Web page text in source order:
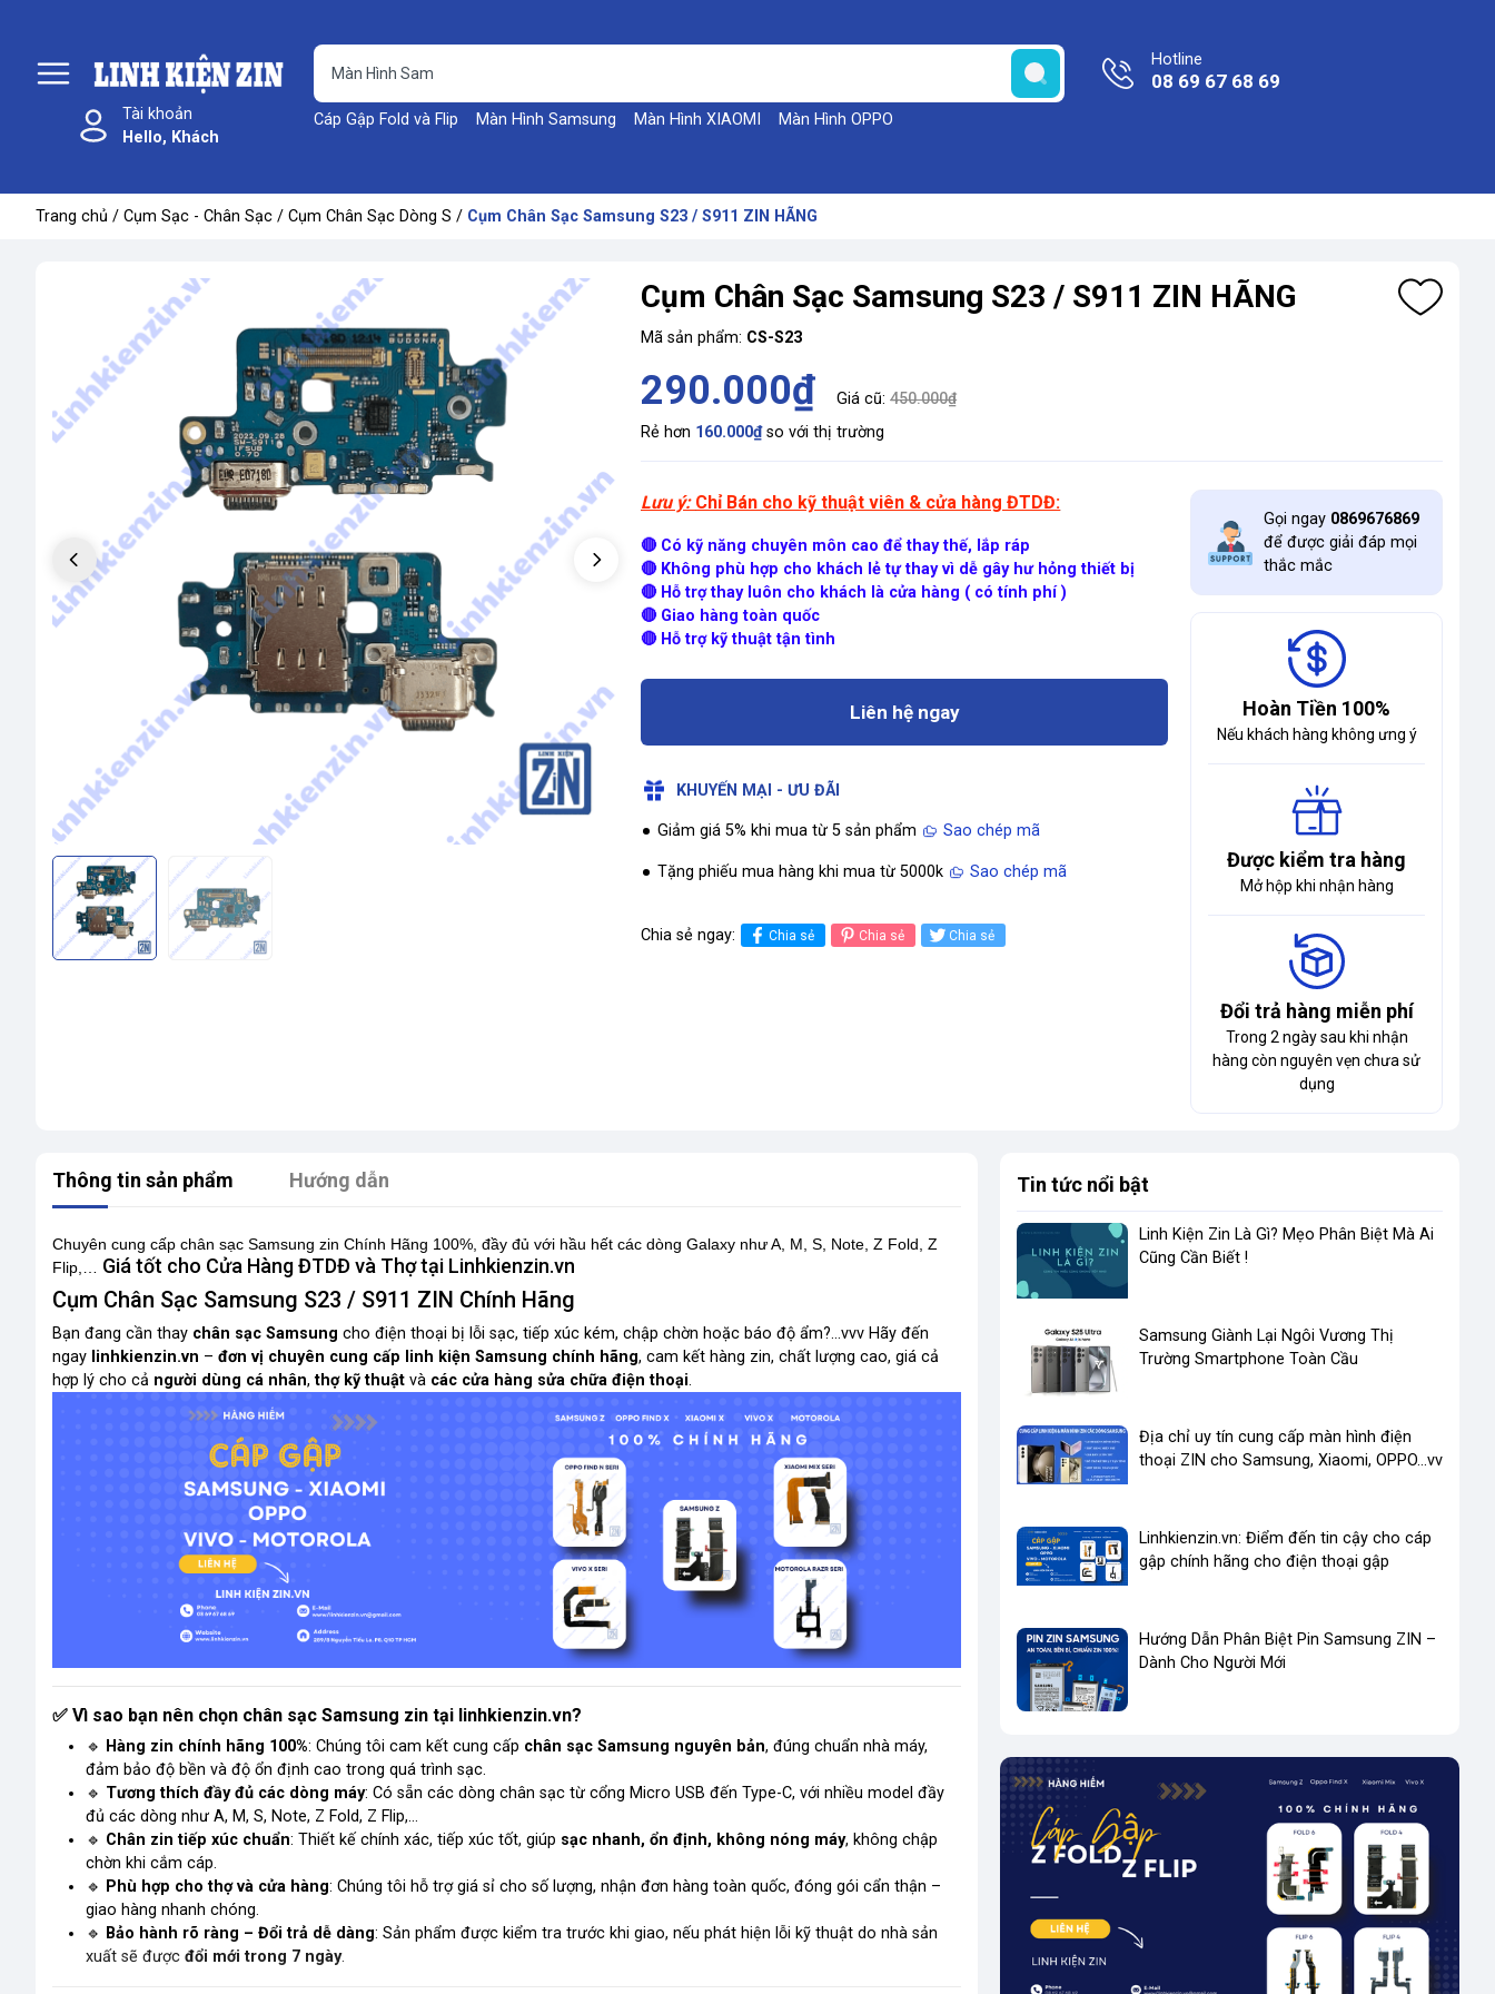
Cáp Gập Fold và Flip Màn Hình Samsung Màn Hình XIAOMI Màn Hình OPPO
Hotline
08 69 67 68 69
Tài khoản
Hello, Khách
Trang chủ / Cụm Sạc - Chân Sạc / Cụm Chân Sạc Dòng S / Cụm Chân Sạc Samsung S23 / S911 ZIN HÃNG
Cụm Chân Sạc Samsung S23 / S911 ZIN HÃNG
Mã sản phẩm: CS-S23
290.000₫ Giá cũ:450.000₫
Rẻ hơn 160.000₫so với thị trường
Lưu ý: Chỉ Bán cho kỹ thuật viên & cửa hàng ĐTDĐ:
🔴 Có kỹ năng chuyên môn cao để thay thế, lắp ráp
🔴 Không phù hợp cho khách lẻ tự thay vì dễ gây hư hỏng thiết bị
🔴 Hỗ trợ thay luôn cho khách là cửa hàng ( có tính phí )
🔴 Giao hàng toàn quốc
🔴 Hỗ trợ kỹ thuật tận tình
Liên hệ ngay
KHUYẾN MẠI - ƯU ĐÃI
Giảm giá 5% khi mua từ 5 sản phẩm Sao chép mã
Tặng phiếu mua hàng khi mua từ 5000k Sao chép mã
Chia sẻ ngay: Chia sẻ Chia sẻ Chia sẻ
Gọi ngay 0869676869
để được giải đáp mọi
thắc mắc
Hoàn Tiền 100%
Nếu khách hàng không ưng ý
Được kiểm tra hàng
Mở hộp khi nhận hàng
Đổi trả hàng miễn phí
Trong 2 ngày sau khi nhận
hàng còn nguyên vẹn chưa sử
dụng
Thông tin sản phẩm Hướng dẫn
Chuyên cung cấp chân sạc Samsung zin Chính Hãng 100%, đầy đủ với hầu hết các dòng Galaxy như A, M, S, Note, Z Fold, Z
Flip,… Giá tốt cho Cửa Hàng ĐTDĐ và Thợ tại Linhkienzin.vn
Cụm Chân Sạc Samsung S23 / S911 ZIN Chính Hãng
Bạn đang cần thay chân sạc Samsung cho điện thoại bị lỗi sạc, tiếp xúc kém, chập chờn hoặc báo độ ẩm?...vvv Hãy đến
ngay linhkienzin.vn – đơn vị chuyên cung cấp linh kiện Samsung chính hãng, cam kết hàng zin, chất lượng cao, giá cả
hợp lý cho cả người dùng cá nhân,thợ kỹ thuật và các cửa hàng sửa chữa điện thoại.
✅ Vì sao bạn nên chọn chân sạc Samsung zin tại linhkienzin.vn?
🔹 Hàng zin chính hãng 100%: Chúng tôi cam kết cung cấp chân sạc Samsung nguyên bản, đúng chuẩn nhà máy,
đảm bảo độ bền và độ ổn định cao trong quá trình sạc.
🔹 Tương thích đầy đủ các dòng máy: Có sẵn các dòng chân sạc từ cổng Micro USB đến Type-C, với nhiều model đầy
đủ các dòng như A, M, S, Note, Z Fold, Z Flip,…
🔹 Chân zin tiếp xúc chuẩn: Thiết kế chính xác, tiếp xúc tốt, giúp sạc nhanh, ổn định, không nóng máy, không chập
chờn khi cắm cáp.
🔹 Phù hợp cho thợ và cửa hàng: Chúng tôi hỗ trợ giá sỉ cho số lượng, nhận đơn hàng toàn quốc, đóng gói cẩn thận –
giao hàng nhanh chóng.
🔹 Bảo hành rõ ràng – Đổi trả dễ dàng: Sản phẩm được kiểm tra trước khi giao, nếu phát hiện lỗi kỹ thuật do nhà sản
xuất sẽ được đổi mới trong 7 ngày.
Tin tức nổi bật
Linh Kiện Zin Là Gì? Mẹo Phân Biệt Mà Ai
Cũng Cần Biết !
​Samsung Giành Lại Ngôi Vương Thị
Trường Smartphone Toàn Cầu
Địa chỉ uy tín cung cấp màn hình điện
thoại ZIN cho Samsung, Xiaomi, OPPO...vv
Linhkienzin.vn: Điểm đến tin cậy cho cáp
gập chính hãng cho điện thoại gập
Hướng Dẫn Phân Biệt Pin Samsung ZIN –
Dành Cho Người Mới